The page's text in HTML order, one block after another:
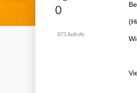
+
0
873Aufrufe